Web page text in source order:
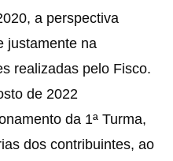
a perspectiva
justamente na
realizadas pelo Fisco.
de 2022
da 1ª Turma,
dos contribuintes, ao